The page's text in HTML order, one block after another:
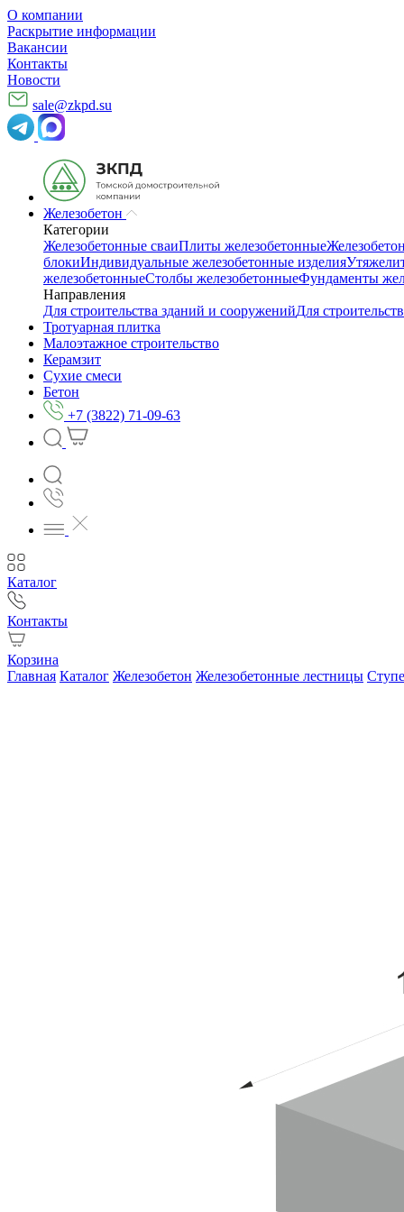
О компании
Раскрытие информации
Вакансии
Контакты
Новости
sale@zkpd.su
Железобетон
Категории
Железобетонные сваиПлиты железобетонные
блокиИндивидуальные железобетонные изделия
железобетонныеСтолбы железобетонныеФундаменты
Направления
Для строительства зданий и сооруженийДля
Тротуарная плитка
Малоэтажное строительство
Керамзит
Сухие смеси
Бетон
+7 (3822) 71-09-63
Каталог
Контакты
Корзина
Главная Каталог Железобетон Железобетонные лестницы